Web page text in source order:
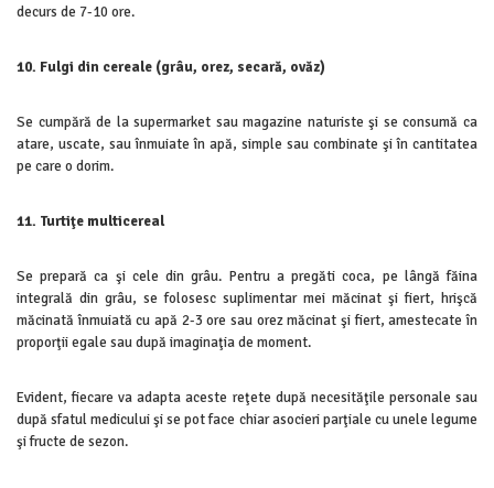
decurs de 7-10 ore.
10. Fulgi din cereale (grâu, orez, secară, ovăz)
Se cumpără de la supermarket sau magazine naturiste şi se consumă ca
atare, uscate, sau înmuiate în apă, simple sau combinate şi în cantitatea
pe care o dorim.
11. Turtiţe multicereal
Se prepară ca şi cele din grâu. Pentru a pregăti coca, pe lângă făina
integrală din grâu, se folosesc suplimentar mei măcinat şi fiert, hrişcă
măcinată înmuiată cu apă 2-3 ore sau orez măcinat şi fiert, amestecate în
proporţii egale sau după imaginaţia de moment.
Evident, fiecare va adapta aceste reţete după necesităţile personale sau
după sfatul medicului şi se pot face chiar asocieri parţiale cu unele legume
şi fructe de sezon.